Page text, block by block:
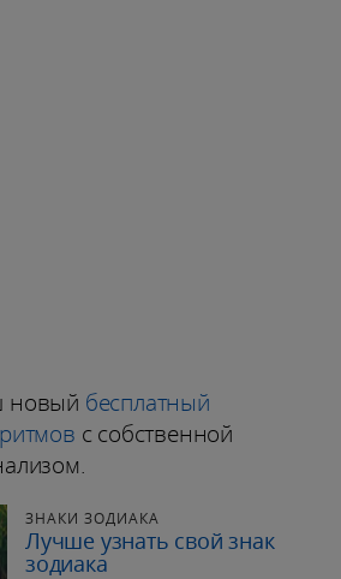
новый бесплатный
с собственной
ЗНАКИ ЗОДИАКА
Лучше узнать свой знак
зодиака